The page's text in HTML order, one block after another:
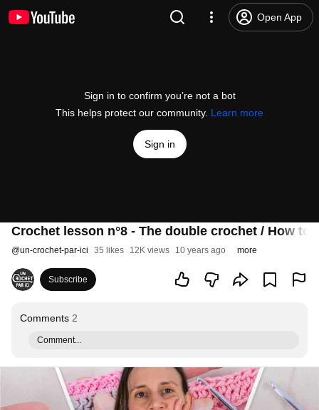
Open App
Sign in to confirm you’re not a bot
This helps protect our community. Learn more
Sign in
Crochet lesson n°8 - The double crochet / How to
@un-crochet-par-ici 35 likes 12K views 10 years ago more
Subscribe
Comments 2
Comment...